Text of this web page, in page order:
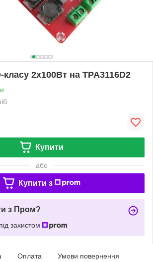
2х100Вт на TPA3116D2
Купити
або
Купити з
з Пром?
захистом
Оплата Умови повернення